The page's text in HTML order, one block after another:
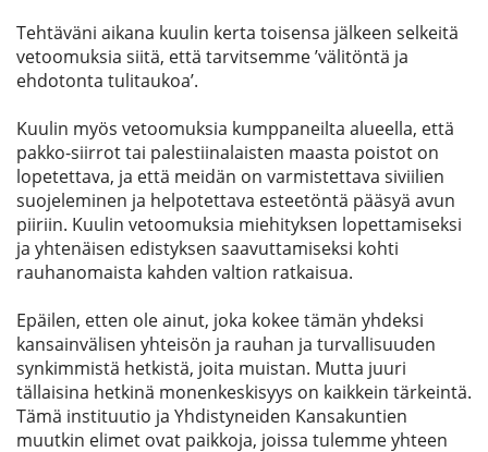
Tehtäväni aikana kuulin kerta toisensa jälkeen selkeitä
vetoomuksia siitä, että tarvitsemme ’välitöntä ja
ehdotonta tulitaukoa’.
Kuulin myös vetoomuksia kumppaneilta alueella, että
pakko-siirrot tai palestiinalaisten maasta poistot on
lopetettava, ja että meidän on varmistettava siviilien
suojeleminen ja helpotettava esteetöntä pääsyä avun
piiriin. Kuulin vetoomuksia miehityksen lopettamiseksi
ja yhtenäisen edistyksen saavuttamiseksi kohti
rauhanomaista kahden valtion ratkaisua.
Epäilen, etten ole ainut, joka kokee tämän yhdeksi
kansainvälisen yhteisön ja rauhan ja turvallisuuden
synkimmistä hetkistä, joita muistan. Mutta juuri
tällaisina hetkinä monenkeskisyys on kaikkein tärkeintä.
Tämä instituutio ja Yhdistyneiden Kansakuntien
muutkin elimet ovat paikkoja, joissa tulemme yhteen